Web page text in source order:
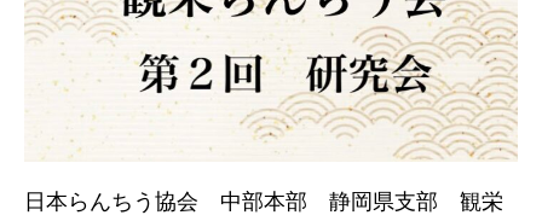
日本らんちう協会 中部本部 静岡県支部 観栄